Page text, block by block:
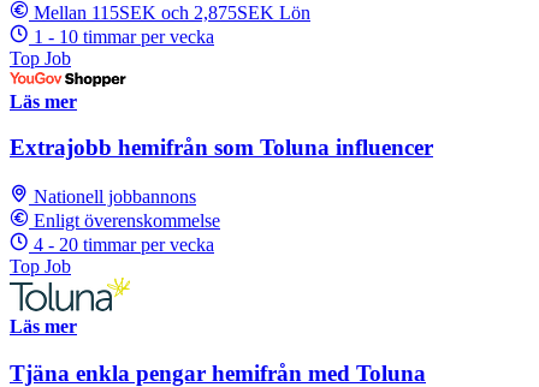
Mellan 115SEK och 2,875SEK Lön
1 - 10 timmar per vecka
Top Job
Läs mer
Extrajobb hemifrån som Toluna influencer
Nationell jobbannons
Enligt överenskommelse
4 - 20 timmar per vecka
Top Job
Läs mer
Tjäna enkla pengar hemifrån med Toluna